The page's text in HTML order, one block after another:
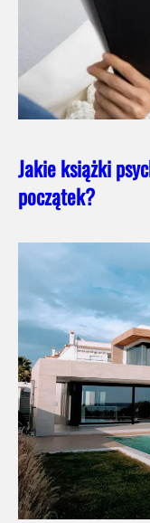
Jakie książki
początek?